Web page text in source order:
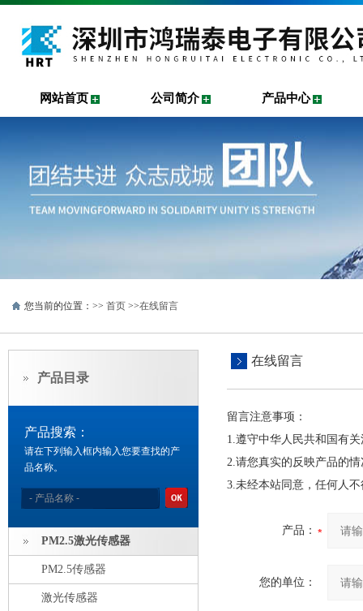
网站首页 公司简介 产品中心
您当前的位置：>> 首页 >>在线留言
产品目录
产品搜索：
请在下列输入框内输入您要查找的产
品名称。
PM2.5激光传感器
PM2.5传感器
激光传感器
在线留言
留言注意事项：
1.遵守中华人民共和国有
2.请您真实的反映产品的
3.未经本站同意，任何人
产品：
您的单位：